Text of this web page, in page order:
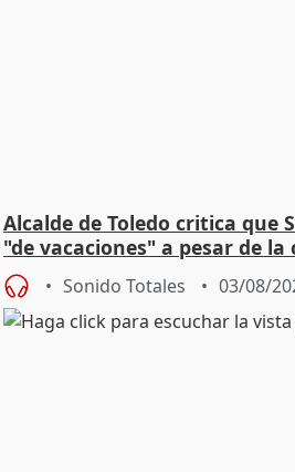
Alcalde de Toledo critica que
"de vacaciones" a pesar de
Sonido Totales 03/08/